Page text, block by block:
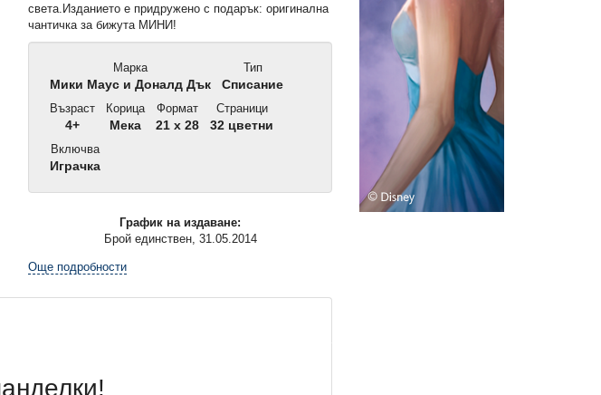
света.Изданието е придружено с подарък: оригинална
чантичка за бижута МИНИ!
Марка
Мики Маус и Доналд Дък
Тип
Списание
Възраст
4+
Корица
Мека
Формат
21 x 28
Страници
32 цветни
Включва
Играчка
График на издаване:
Брой единствен, 31.05.2014
Още подробности